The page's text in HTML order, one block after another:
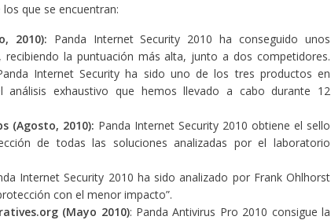
que se encuentran:
2010): Panda Internet Security 2010 ha conseguido unos
la puntuación más alta, junto a dos competidores.
Internet Security ha sido uno de los tres productos en
exhaustivo que hemos llevado a cabo durante 12
(Agosto, 2010): Panda Internet Security 2010 obtiene el sello
de todas las soluciones analizadas por el laboratorio
Internet Security 2010 ha sido analizado por Frank Ohlhorst
con el menor impacto”.
(Mayo 2010): Panda Antivirus Pro 2010 consigue la